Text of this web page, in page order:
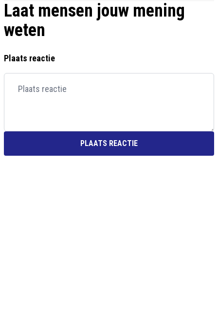
Laat mensen jouw mening
weten
Plaats reactie
PLAATS REACTIE